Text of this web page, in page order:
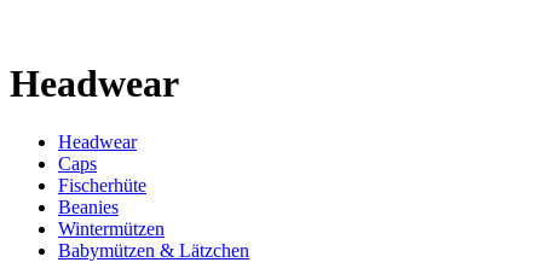
Headwear
Headwear
Caps
Fischerhüte
Beanies
Wintermützen
Babymützen & Lätzchen